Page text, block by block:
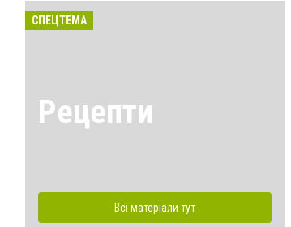
СПЕЦТЕМА
Рецепти
Всі матеріали тут